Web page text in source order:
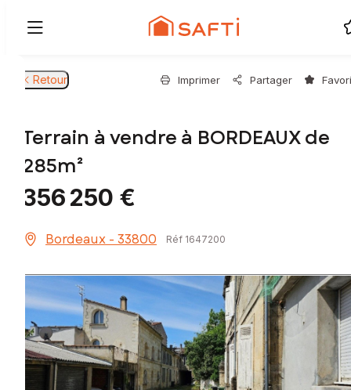
Retour Imprimer Partager
Terrain à vendre à BORDEAUX de
285m²
356 250 €
Bordeaux - 33800 Réf 1647200